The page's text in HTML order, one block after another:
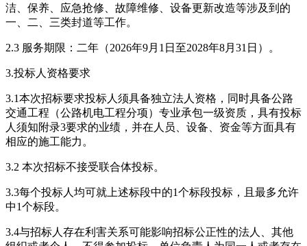
洁、保养、应急抢修、故障维修、设备更新改造等涉及到的
一、二、三类封道等工作。
2.3 服务期限：二年（2026年9月1日至2028年8月31日）。
3.投标人资格要求
3.1本次招标要求投标人须具备独立法人资格，同时具备公路
交通工程（公路机电工程分项）专业承包一级资质，具有投标
人须知附录3要求的业绩，并在人员、设备、资金等方面具有
相应的施工能力。
3.2 本次招标不接受联合体投标。
3.3每个投标人均可就上述标段中的1个标段投标，且最多允许
中1个标段。
3.4与招标人存在利害关系可能影响招标公正性的法人、其他